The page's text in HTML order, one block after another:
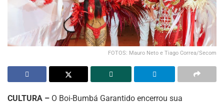
FOTOS: Mauro Neto e Tiago Correa/Secom
CULTURA – O Boi-Bumbá Garantido encerrou sua